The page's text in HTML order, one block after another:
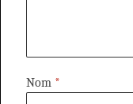
Nom *